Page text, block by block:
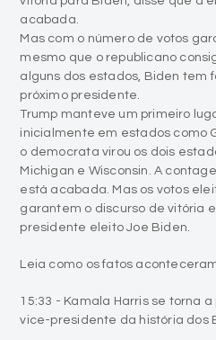
acabada.
Mas com o número de votos
mesmo que o republicano
alguns dos estados, Biden tem
próximo presidente.
Trump manteve um primeiro
inicialmente em estados como
o democrata virou os dois
Michigan e Wisconsin. A
está acabada. Mas os votos
garantem o discurso de vitória
presidente eleito Joe Biden.
Leia como os fatos
15:33 - Kamala Harris se torna
vice-presidente da história dos